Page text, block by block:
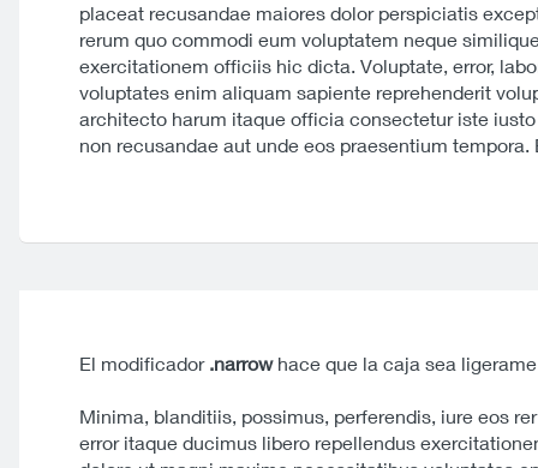
placeat recusandae maiores dolor perspiciatis
rerum quo commodi eum voluptatem neque
exercitationem officiis hic dicta. Voluptate, error,
voluptates enim aliquam sapiente reprehenderit
architecto harum itaque officia consectetur iste
non recusandae aut unde eos praesentium tempora.
El modificador .narrowhace que la caja sea
Minima, blanditiis, possimus, perferendis, iure eos
error itaque ducimus libero repellendus